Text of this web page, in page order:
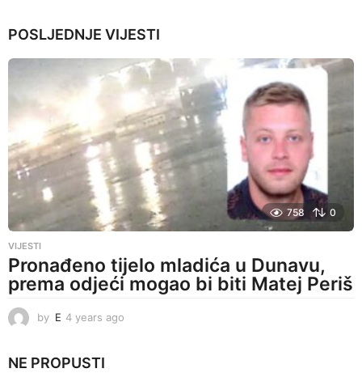
s
g
o
POSLJEDNJE VIJESTI
758 0
VIJESTI
Pronađeno tijelo mladića u Dunavu,
prema odjeći mogao bi biti Matej Periš
by E 4 years ago
NE PROPUSTI